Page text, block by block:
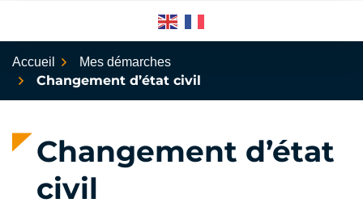
Accueil
Mes démarches
Changement d’état civil
Changement d’état
civil